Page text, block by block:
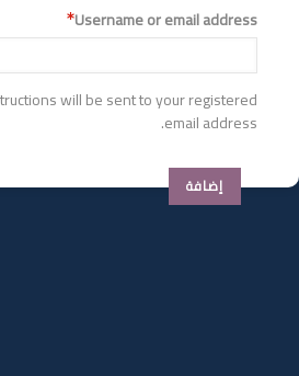
Username or email address
will be sent to your registered
email address.